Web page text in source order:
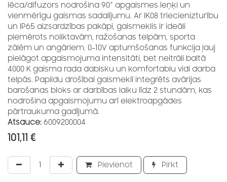
lēca/difuzors nodrošina 90° apgaismes leņķi un
vienmērīgu gaismas sadalījumu. Ar IK08 triecienizturību
un IP65 aizsardzības pakāpi, gaismeklis ir ideāli
piemērots noliktavām, ražošanas telpām, sporta
zālēm un angāriem. 0–10V aptumšošanas funkcija ļauj
pielāgot apgaismojuma intensitāti, bet neitrāli baltā
4000 K gaisma rada dabisku un komfortablu vidi darba
telpās. Papildu drošībai gaismeklī integrēts avārijas
barošanas bloks ar darbības laiku līdz 2 stundām, kas
nodrošina apgaismojumu arī elektroapgādes
pārtraukuma gadījumā.
Atsauce: 6009200004
101,11 €
Pievienot Pirkt